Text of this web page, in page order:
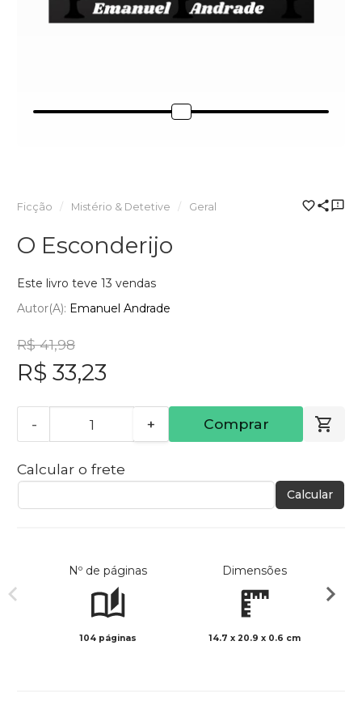
Ficção Mistério & Detetive Geral
O Esconderijo
Este livro teve 13 vendas
Autor(a): Emanuel Andrade
R$ 41,98
R$ 33,23
- + Comprar
Calcular o frete
Calcular
Nº de páginas
104 páginas
Dimensões
14.7 x 20.9 x 0.6 cm